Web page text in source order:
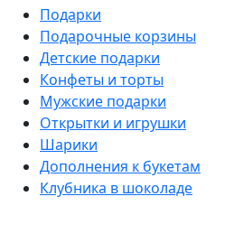
Подарки
Подарочные корзины
Детские подарки
Конфеты и торты
Мужские подарки
Открытки и игрушки
Шарики
Дополнения к букетам
Клубника в шоколаде